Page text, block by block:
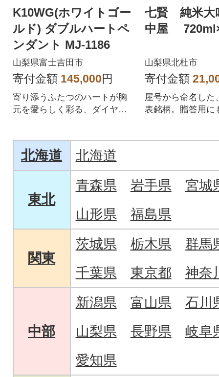
K10WG(ホワイトゴー
ルド) ダブルハートペ
ンダント MJ-1186
山梨県富士吉田市
寄付金額 145,000円
寄り添うふたつのハートが胸
元を愛らしく彩る、ダイヤモ
七賢 純米
中屋
山梨県北杜市
寄付金額
屋号から命名した
表銘柄。贈答用に
北海道 北海道
東北
青森県 岩手県
宮城
山形県
福島県
関東
茨城県 栃木県
群馬
千葉県
東京都 神奈
中部
新潟県 富山県
石川
山梨県
長野県
岐阜
愛知県